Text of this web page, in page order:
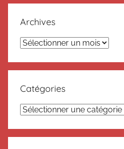
Archives
Archives
Catégories
Catégories